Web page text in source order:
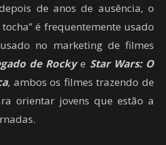
de anos de ausência, o
é frequentemente usado
no marketing de filmes
de Rockye Star Wars: O
, ambos os filmes trazendo de
orientar jovens que estão a